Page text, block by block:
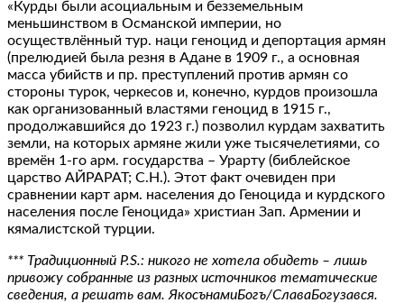
«Курды были асоциальным и безземельным
меньшинством в Османской империи, но
осуществлённый тур. наци геноцид и депортация армян
(прелюдией была резня в Адане в 1909 г., а основная
масса убийств и пр. преступлений против армян со
стороны турок, черкесов и, конечно, курдов произошла
как организованный властями геноцид в 1915 г.,
продолжавшийся до 1923 г.) позволил курдам захватить
земли, на которых армяне жили уже тысячелетиями, со
времён 1-го арм. государства – Урарту (библейское
царство АЙРАРАТ; С.Н.). Этот факт очевиден при
сравнении карт арм. населения до Геноцида и курдского
населения после Геноцида» христиан Зап. Армении и
кямалистской турции.
*** Традиционный P.S.: никого не хотела обидеть – лишь
привожу собранные из разных источников тематические
сведения, а решать вам. ЯкосънамиБогъ/СлаваБогузався.